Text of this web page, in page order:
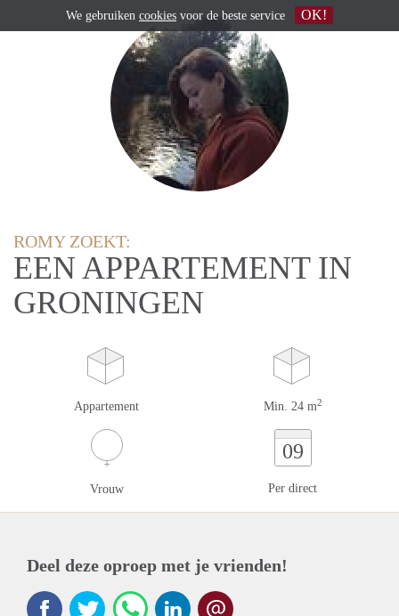
ROMY ZOEKT:
EEN APPARTEMENT IN
GRONINGEN
Appartement Min. 24 m2
Vrouw
09
Per direct
Deel deze oproep met je vrienden!
We gebruiken cookies voor de beste service OK!